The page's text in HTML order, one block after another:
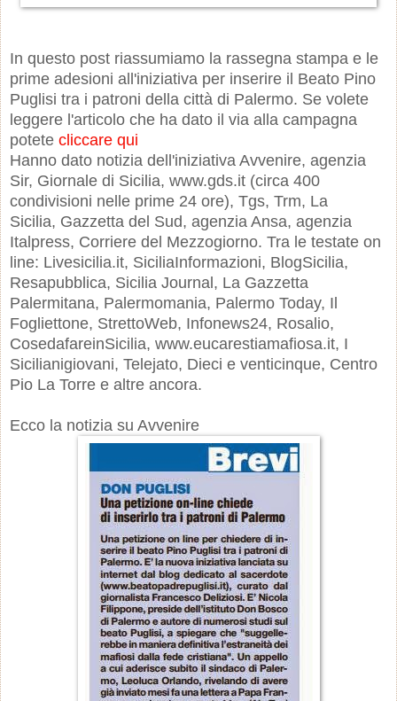
In questo post riassumiamo la rassegna stampa e le
prime adesioni all'iniziativa per inserire il Beato Pino
Puglisi tra i patroni della città di Palermo. Se volete
leggere l'articolo che ha dato il via alla campagna
potete cliccare qui
Hanno dato notizia dell'iniziativa Avvenire, agenzia
Sir, Giornale di Sicilia, www.gds.it (circa 400
condivisioni nelle prime 24 ore), Tgs, Trm, La
Sicilia, Gazzetta del Sud, agenzia Ansa, agenzia
Italpress, Corriere del Mezzogiorno. Tra le testate on
line: Livesicilia.it, SiciliaInformazioni, BlogSicilia,
Resapubblica, Sicilia Journal, La Gazzetta
Palermitana, Palermomania, Palermo Today, Il
Fogliettone, StrettoWeb, Infonews24, Rosalio,
CosedafareinSicilia, www.eucarestiamafiosa.it, I
Sicilianigiovani, Telejato, Dieci e venticinque, Centro
Pio La Torre e altre ancora.
Ecco la notizia su Avvenire